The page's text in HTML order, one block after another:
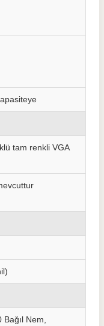
tam renkli VGA
Nem,